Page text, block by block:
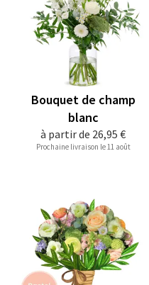
à partir de 26,95 €
Bouquet de champ
blanc
Prochaine livraison le 11 août